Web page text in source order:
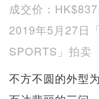
成交价：
2019年5月27日
SPORTS」拍卖
不方不圆的外型